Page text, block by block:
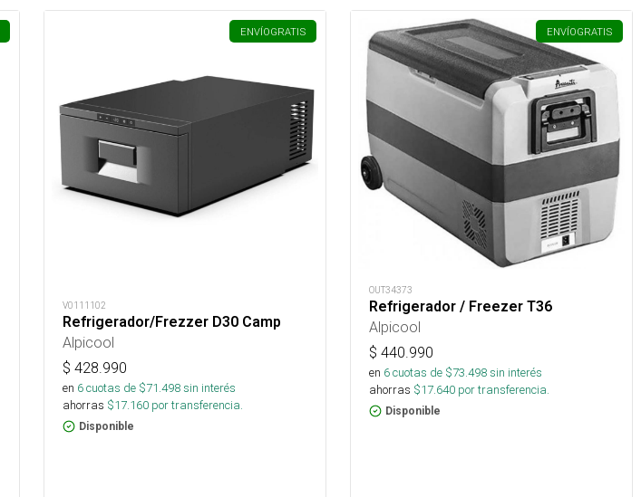
ENVÍOGRATIS
V0111102
Refrigerador/Frezzer D30 Camp
Alpicool
$ 428.990
en 6cuotas de $71.498sin interés
ahorras $17.160 por transferencia.
Disponible
ENVÍOGRATIS
OUT34373
Refrigerador / Freezer T36
Alpicool
$ 440.990
en 6cuotas de $73.498sin interés
ahorras $17.640 por transferencia.
Disponible